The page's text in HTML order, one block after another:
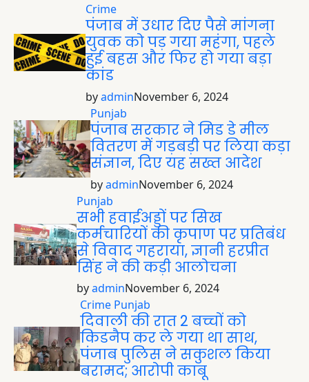
Crime
पंजाब में उधार दिए पैसे मांगना
युवक को पड़ गया महंगा, पहले
हुई बहस और फिर हो गया बड़ा
कांड
byadminNovember 6, 2024
Punjab
पंजाब सरकार ने मिड डे मील
वितरण में गड़बड़ी पर लिया कड़ा
संज्ञान, दिए यह सख्त आदेश
by adminNovember 6, 2024
Punjab
सभी हवाईअड्डों पर सिख
कर्मचारियों की कृपाण पर प्रतिबंध
से विवाद गहराया, ज्ञानी हरप्रीत
सिंह ने की कड़ी आलोचना
byadminNovember 6, 2024
Crime Punjab
दिवाली की रात 2 बच्चों को
किडनैप कर ले गया था साथ,
पंजाब पुलिस ने सकुशल किया
बरामद; आरोपी काबू